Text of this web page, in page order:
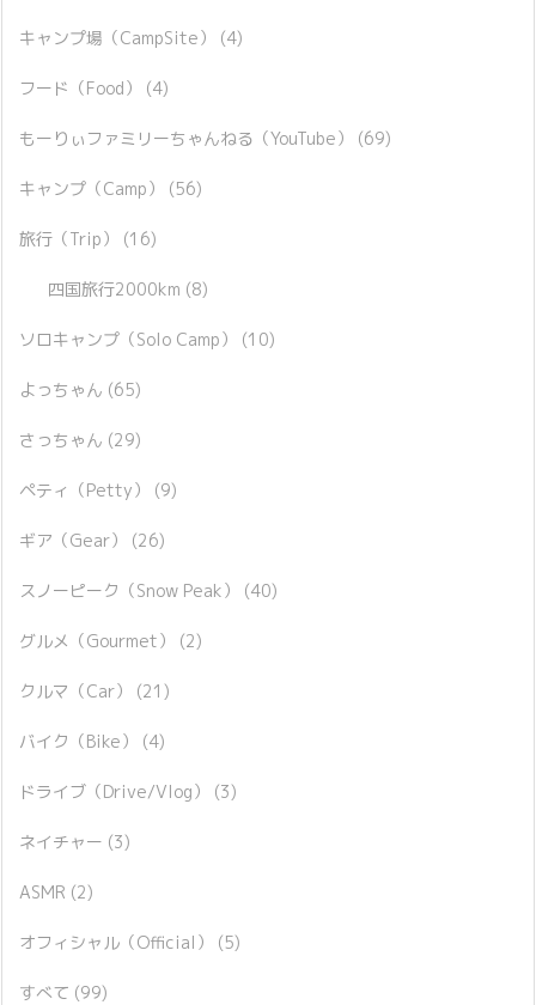
キャンプ場（CampSite） (4)
フード（Food） (4)
もーりぃファミリーちゃんねる（YouTube） (69)
キャンプ（Camp） (56)
旅行（Trip） (16)
四国旅行2000km (8)
ソロキャンプ（Solo Camp） (10)
よっちゃん (65)
さっちゃん (29)
ペティ（Petty） (9)
ギア（Gear） (26)
スノーピーク（Snow Peak） (40)
グルメ（Gourmet） (2)
クルマ（Car） (21)
バイク（Bike） (4)
ドライブ（Drive/Vlog） (3)
ネイチャー (3)
ASMR (2)
オフィシャル（Official） (5)
すべて (99)